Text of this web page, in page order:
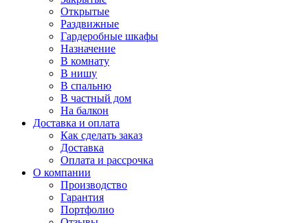
Открытые
Раздвижные
Гардеробные шкафы
Назначение
В комнату
В нишу
В спальню
В частный дом
На балкон
Доставка и оплата
Как сделать заказ
Доставка
Оплата и рассрочка
О компании
Производство
Гарантия
Портфолио